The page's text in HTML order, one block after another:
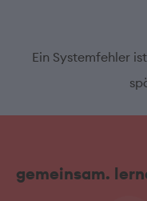
Ein Systemfehler
gemeinsam.